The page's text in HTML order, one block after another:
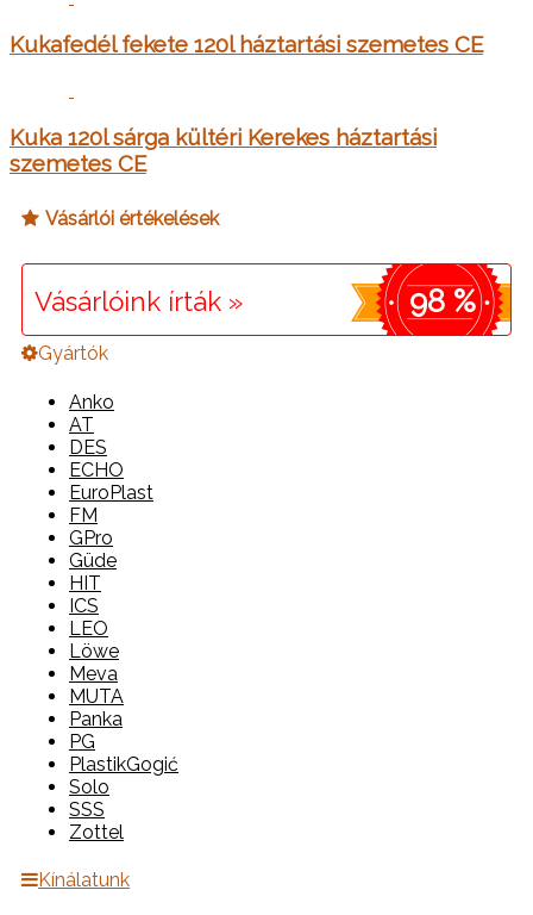
Kukafedél fekete 120l háztartási szemetes CE
Kuka 120l sárga kültéri Kerekes háztartási
szemetes CE
Vásárlói értékelések
Vásárlóink írták » 98 %
Gyártók
Anko
AT
DES
ECHO
EuroPlast
FM
GPro
Güde
HIT
ICS
LEO
Löwe
Meva
MUTA
Panka
PG
PlastikGogić
Solo
SSS
Zottel
Kínálatunk